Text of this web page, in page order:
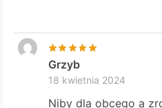
Grzyb
18 kwietnia 2024
Niby dla obcego a